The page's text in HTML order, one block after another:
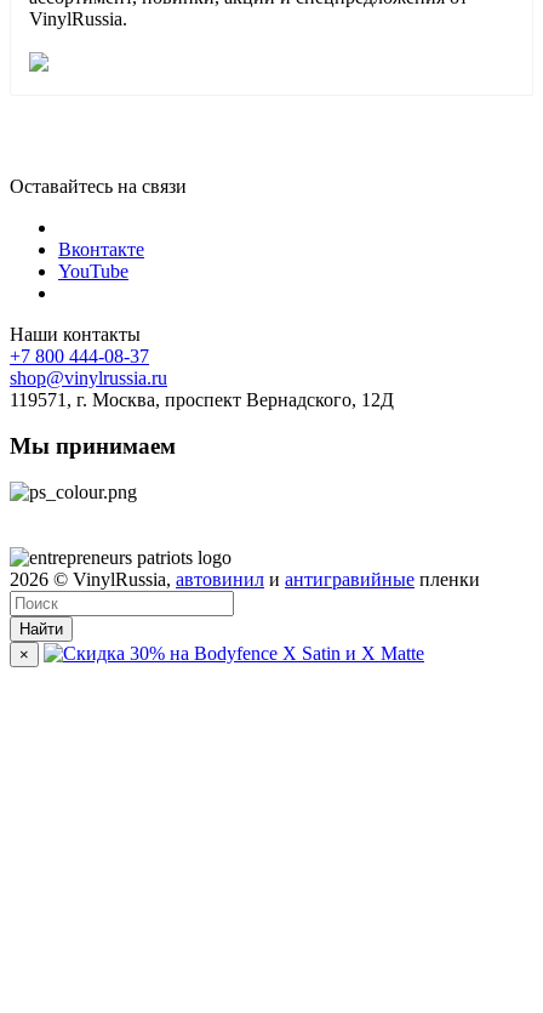
VinylRussia.
Оставайтесь на связи
Вконтакте
YouTube
Наши контакты
+7 800 444-08-37
shop@vinylrussia.ru
119571, г. Москва, проспект Вернадского, 12Д
Мы принимаем
2026 © VinylRussia, автовинил и антигравийные пленки
Найти
×